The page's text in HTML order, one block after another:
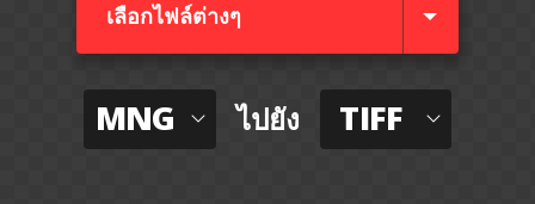
เลือกไฟล์ต่างๆ​
MNG ไปยัง TIFF